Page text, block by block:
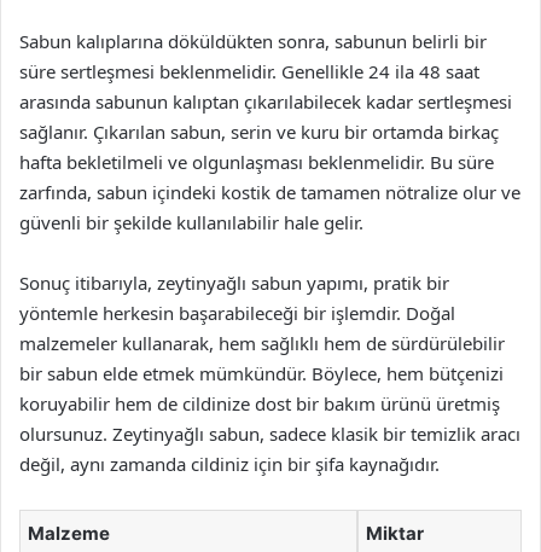
Sabun kalıplarına döküldükten sonra, sabunun belirli bir
süre sertleşmesi beklenmelidir. Genellikle 24 ila 48 saat
arasında sabunun kalıptan çıkarılabilecek kadar sertleşmesi
sağlanır. Çıkarılan sabun, serin ve kuru bir ortamda birkaç
hafta bekletilmeli ve olgunlaşması beklenmelidir. Bu süre
zarfında, sabun içindeki kostik de tamamen nötralize olur ve
güvenli bir şekilde kullanılabilir hale gelir.
Sonuç itibarıyla, zeytinyağlı sabun yapımı, pratik bir
yöntemle herkesin başarabileceği bir işlemdir. Doğal
malzemeler kullanarak, hem sağlıklı hem de sürdürülebilir
bir sabun elde etmek mümkündür. Böylece, hem bütçenizi
koruyabilir hem de cildinize dost bir bakım ürünü üretmiş
olursunuz. Zeytinyağlı sabun, sadece klasik bir temizlik aracı
değil, aynı zamanda cildiniz için bir şifa kaynağıdır.
Malzeme Miktar